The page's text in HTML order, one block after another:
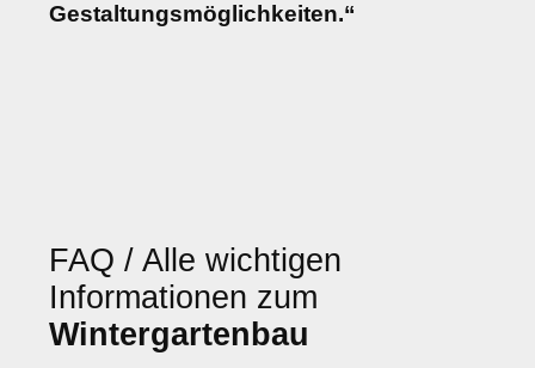
Gestaltungsmöglichkeiten.“
FAQ / Alle wichtigen
Informationen zum
Wintergartenbau